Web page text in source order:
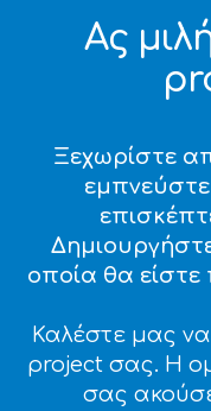
Ας
Ξεχωρίστε
οποία θα
Καλέστε μας
project σας. Η
σας